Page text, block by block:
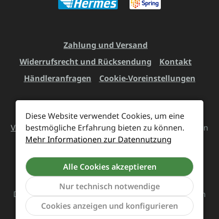
Zahlung und Versand
Widerrufsrecht und Rücksendung
Kontakt
Händleranfragen
Cookie-Voreinstellungen
Alle Preise inkl. gesetzl. Mehrwertsteuer zzgl.
Versandkostenund ggf. Nachnahmegebühren, wenn
nicht anders angegeben.
Vertrag widerrufen
Das Team von Supreme Chaos Records rockt diesen
Laden für euch.
Diese Website verwendet Cookies, um eine
bestmögliche Erfahrung bieten zu können.
Mehr Informationen zur Datennutzung
Alle Cookies akzeptieren
Nur technisch notwendige
Cookies anzeigen und konfigurieren